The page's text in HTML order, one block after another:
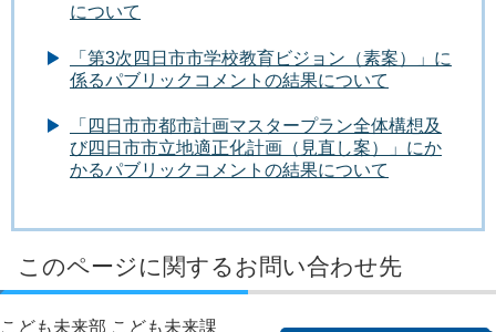
について
「第3次四日市市学校教育ビジョン（素案）」に
係るパブリックコメントの結果について
「四日市市都市計画マスタープラン全体構想及
び四日市市立地適正化計画（見直し案）」にか
かるパブリックコメントの結果について
このページに関するお問い合わせ先
こども未来部 こども未来課